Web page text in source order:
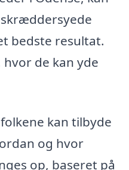
bedste resultat.
de kan yde
kan tilbyde
og hvor
op, baseret på